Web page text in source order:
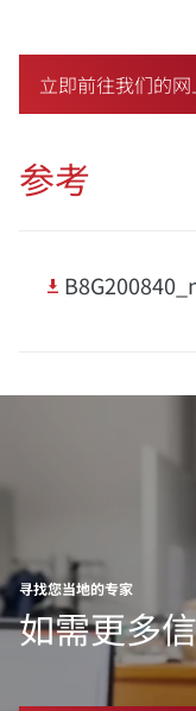
立即前往我们的
参考
寻找您当地的专家
如需更多